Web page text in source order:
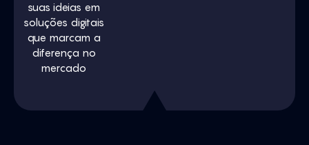
suas ideias em
soluções digitais
que marcam a
diferença no
mercado